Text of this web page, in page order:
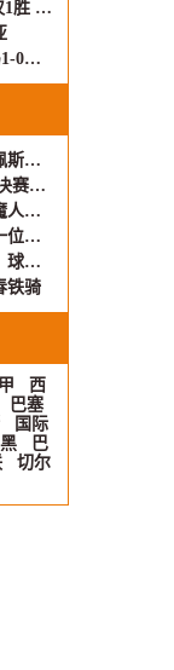
无缘欧冠！米兰1-2卡利亚里最后5轮仅1胜 萨勒马科尔斯闪击难救主
意甲-佩莱格里诺头球破门制胜 帕尔马1-0萨索洛
七年磨一剑：阿森纳双冠梦照进布达佩斯夜空
恩里克：全队正处赛季最佳状态 欧冠决赛将见真章
多特官方盘点布兰特时代最佳11人：魔人连线小火箭 黄金右翼再现
凯恩的蜕变：从白鹿巷到安联球场，一位射手的完美救赎
捷克主帅库贝克：世界杯不止于参与，球队拒绝Tiki-Taka
铁骑
西
巴塞
国际
巴
切尔